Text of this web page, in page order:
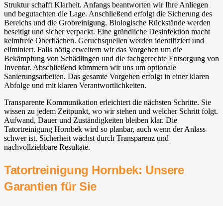
Struktur schafft Klarheit. Anfangs beantworten wir Ihre Anliegen
und begutachten die Lage. Anschließend erfolgt die Sicherung des
Bereichs und die Grobreinigung. Biologische Rückstände werden
beseitigt und sicher verpackt. Eine gründliche Desinfektion macht
keimfreie Oberflächen. Geruchsquellen werden identifiziert und
eliminiert. Falls nötig erweitern wir das Vorgehen um die
Bekämpfung von Schädlingen und die fachgerechte Entsorgung von
Inventar. Abschließend kümmern wir uns um optionale
Sanierungsarbeiten. Das gesamte Vorgehen erfolgt in einer klaren
Abfolge und mit klaren Verantwortlichkeiten.
Transparente Kommunikation erleichtert die nächsten Schritte. Sie
wissen zu jedem Zeitpunkt, wo wir stehen und welcher Schritt folgt.
Aufwand, Dauer und Zuständigkeiten bleiben klar. Die
Tatortreinigung Hornbek wird so planbar, auch wenn der Anlass
schwer ist. Sicherheit wächst durch Transparenz und
nachvollziehbare Resultate.
Tatortreinigung Hornbek: Unsere
Garantien für Sie